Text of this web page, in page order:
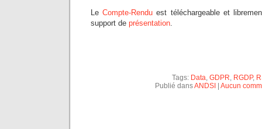
LeCompte-Rendu est téléchargeable et
support de présentation.
Tags: Data, GDPR, RGDP,
Publié dansANDSI Aucun